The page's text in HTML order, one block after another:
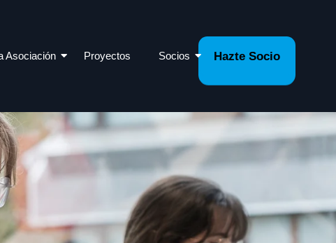
Asociación Proyectos Socios Hazte Socio